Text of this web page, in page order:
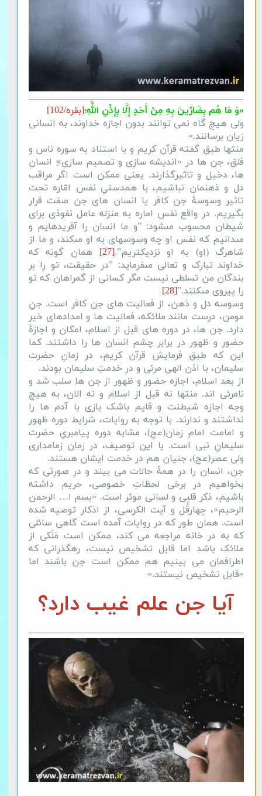
«وَ مَا هُم بِضَارِّینَ بِهِ مِنْ أَحَدٍ إِلَّا بِإِذْنِ اللَّهِ؛[بقره/102]
ولى هیچ گاه نمى ‏توانند بدون اجازه خداوند، به انسانى
زیان برسانند.»
منتها طبق گفته قرآن کریم و با استناد به سوره ناس و
فلق، جن ها در «اندیشه سازی و تصمیم سازی»ِ انسان
ها، دخیل و تاثیرگذارند. یعنی ممکن است اگر مراقب
دل و ذهنمان نباشیم، با همدستیِ نفس امّاره تحت
تاثیر وسوسۀ جن کافر یا انسان های جن صفت قرار
بگیریم. در واقع نفس اماره به منزله‏ عامل نفوذى براى
شیطان محسوب مى‏شود: ”‌و ما انسان را آفریده‏ایم و
مى‏دانیم که نفس او چه وسوسه‏اى به او مى‏کند، و ما از
شاهرگ (او) به او نزدیکتریم”‌‌.[27]
همان گونه که
خداوند تبارک و تعالى مى‏فرماید: ”‌در حقیقت، تو را بر
بندگان من تسلطى نیست مگر کسانى از گمراهان که تو
را پیروى مى‏کنند.”‌‌[28]
وسوسه دل و ذهن، از فعالیت های جن کافر است. جنِ
مومن، درست مانند ملائکه، فعالیت ها و امدادهای خیر
دارد. جن ها، در دوره های قبل از اسلام، امکان و اجازۀ
حضور و ظهور در برابر چشم انسان ها را داشتند. کما
این که طبق فرمایش قرآن کریم، در زمانِ حضرت
سلیمان، با اذن الهی مرئی و در خدمتِ سلیمان بودند.
از بعد اسلام، اجازه حضور و ظهور از جن ها سلب شد و
نامرئی اند. منتها نه قبل از اسلام و نه الان، به هیچ
وجه اجازه شیطنت و قایم باشک بازی با آدم ها را
نداشتند و ندارند. با توجه به روایات، شرایط دوره ظهور
و امامت امام زمان(عج)، مشابه دوره پیامبریِ حضرت
سلیمانِ نبی است. با این توصیف، در زمان زمامداری
ولی عصر(عج)، جنیان هم در خدمت ایشان هستند.
جن، انسان را در همۀ حالات می بیند و در صورتی که
بخواهیم در برخی لحظاتِ خصوصی، حریم داشته
باشیم، ذکر قلبی و لسانی موثر است. «بسم ا… الرحمن
الرحیم»، چهارقُل و آیت الکرسی، از اذکار توصیه شده
است. همان طور که در روایات آمده است گاهی سائلی
که به در خانه مراجعه می کند، ممکن است مَلَکی از
ملائک باشد اما قابل تشخیص نیست، رهگذرانی که
اطرافمان می بینیم هم ممکن است جن باشند اما
«قابل تشخیص نیستند.»
آیا جن علم غیب دارد؟